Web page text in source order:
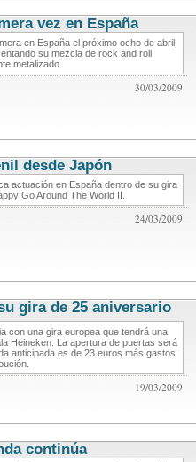
vez en España
en España el próximo ocho de abril,
su mezcla de rock and roll
metalizado.
30/03/2009
desde Japón
actuación en España dentro de su gira
Go Around The World II.
24/03/2009
gira de 25 aniversarioconciertos
con una gira europea que tendrá una
Heineken. La apertura de puertas será
anticipada es de 23 euros más gastos
19/03/2009
continúa